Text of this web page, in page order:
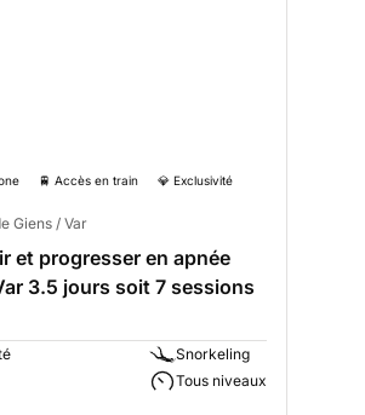
🚆 Accès en train 💎 Exclusivité
Giens / Var
et progresser en apnée
3.5 jours soit 7 sessions
Snorkeling
Tous niveaux